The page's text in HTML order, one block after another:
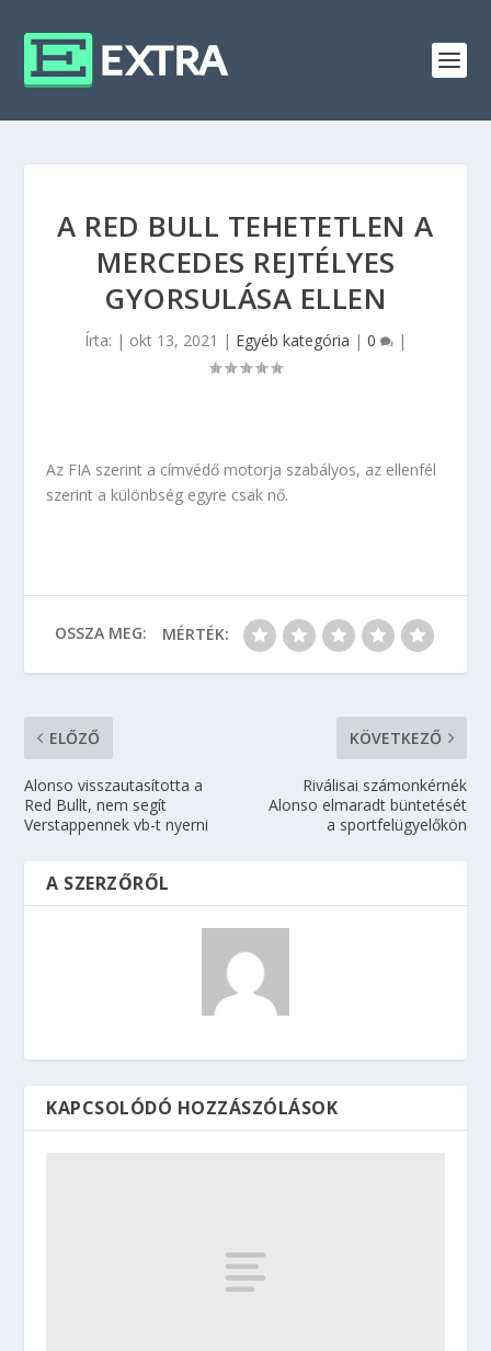
A RED BULL TEHETETLEN A
MERCEDES REJTÉLYES
GYORSULÁSA ELLEN
Írta: | okt 13, 2021 | Egyéb kategória | 0 |
Az FIA szerint a címvédő motorja szabályos, az ellenfél
szerint a különbség egyre csak nő.
OSSZA MEG: MÉRTÉK:
ELŐZŐ
Alonso visszautasította a
Red Bullt, nem segít
Verstappennek vb-t nyerni
KÖVETKEZŐ
Riválisai számonkérnék
Alonso elmaradt büntetését
a sportfelügyelőkön
A SZERZŐRŐL
KAPCSOLÓDÓ HOZZÁSZÓLÁSOK